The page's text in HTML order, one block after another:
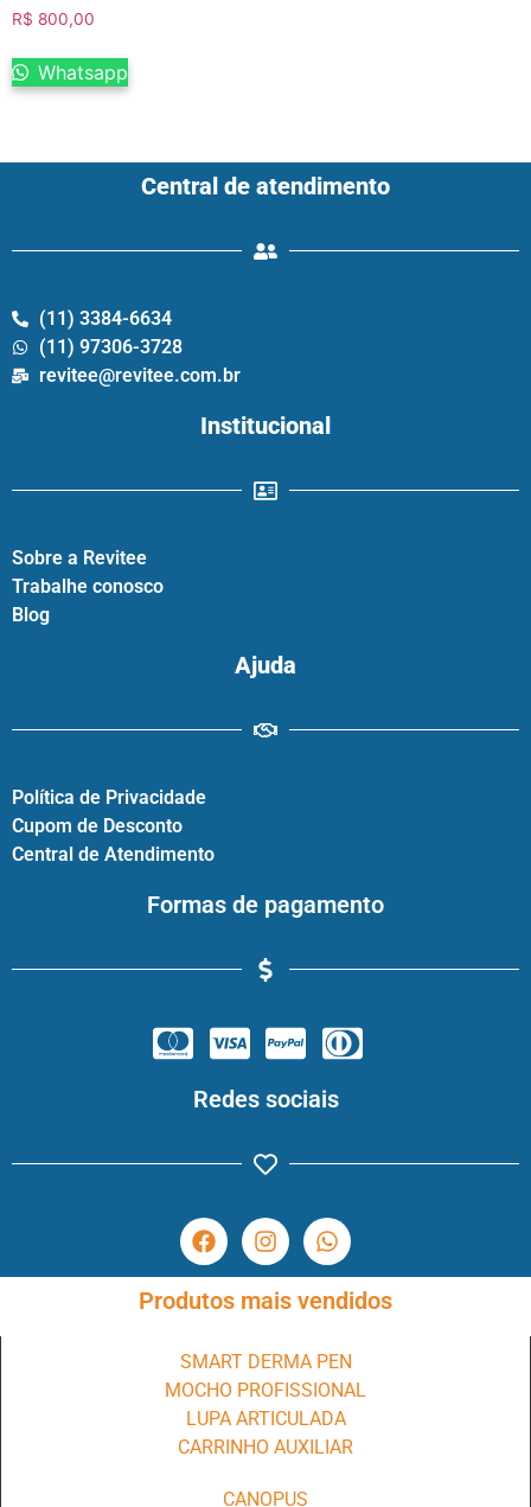
R$ 800,00
Whatsapp
Central de atendimento
(11) 3384-6634
(11) 97306-3728
revitee@revitee.com.br
Institucional
Sobre a Revitee
Trabalhe conosco
Blog
Ajuda
Política de Privacidade
Cupom de Desconto
Central de Atendimento
Formas de pagamento
Redes sociais
Produtos mais vendidos
SMART DERMA PEN
MOCHO PROFISSIONAL
LUPA ARTICULADA
CARRINHO AUXILIAR
CANOPUS